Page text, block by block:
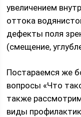
увеличением
оттока
дефекты поля
(смещение,
Постараемся же
вопросы «Что
также
виды